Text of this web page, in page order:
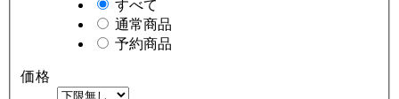
すべて
通常商品
予約商品
価格